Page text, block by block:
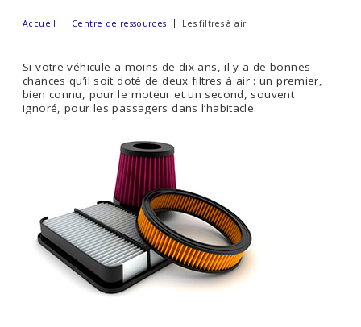
Accueil Centre de ressources Les filtres à air
Si votre véhicule a moins de dix ans, il y a de bonnes
chances qu’il soit doté de deux filtres à air : un premier,
bien connu, pour le moteur et un second, souvent
ignoré, pour les passagers dans l’habitacle.